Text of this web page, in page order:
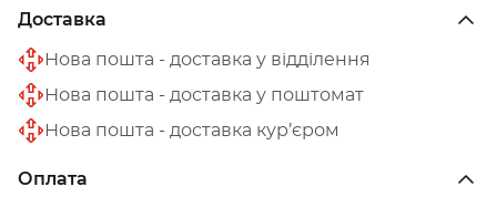
Доставка
Нова пошта - доставка у відділення
Нова пошта - доставка у поштомат
Нова пошта - доставка кур’єром
Оплата